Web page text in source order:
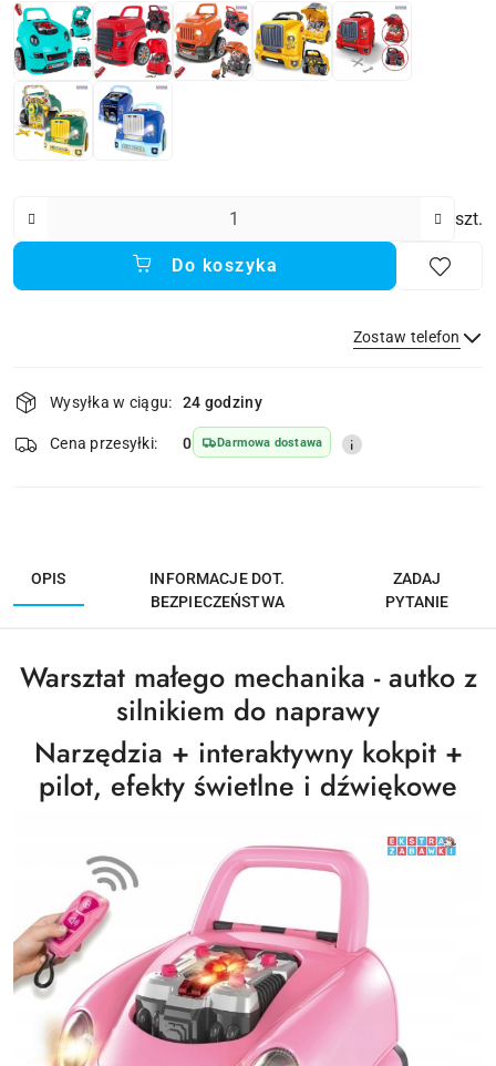
szt.
Do koszyka
Zostaw telefon
Wyślij
Dostępność
i
dostawa
Wysyłka w ciągu: 24 godziny
Cena przesyłki: 0 Darmowa dostawa
OPIS
INFORMACJE DOT.
BEZPIECZEŃSTWA
ZADAJ
PYTANIE
Warsztat małego mechanika - autko z
silnikiem do naprawy
Narzędzia + interaktywny kokpit +
pilot, efekty świetlne i dźwiękowe